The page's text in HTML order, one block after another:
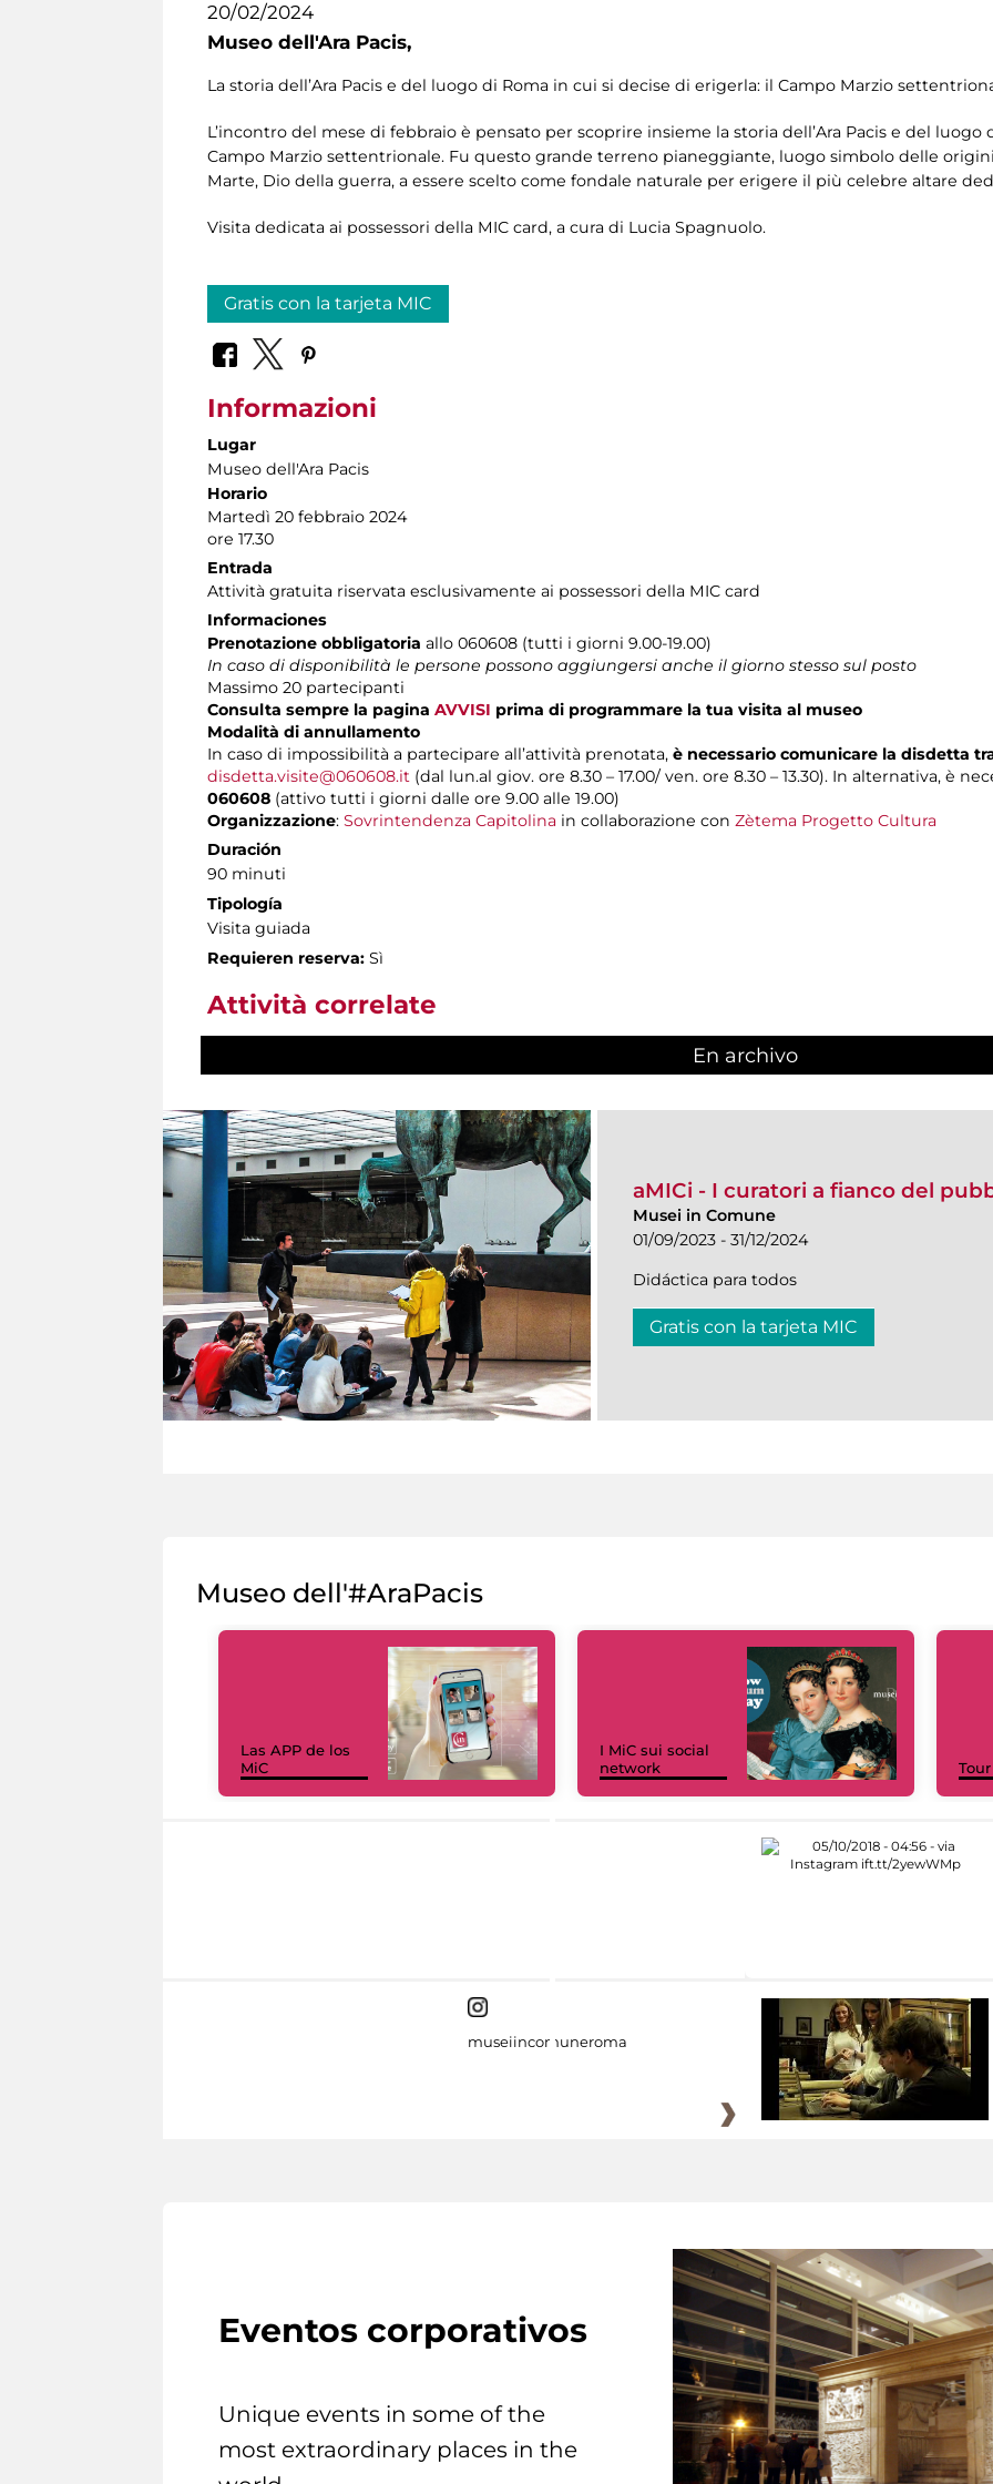
20/02/2024
Museo dell'Ara Pacis,
La storia dell’Ara Pacis e del luogo di Roma in cui si decise di erigerla: il Campo Marzio
L’incontro del mese di febbraio è pensato per scoprire insieme la storia dell’Ara Pacis e del
Campo Marzio settentrionale. Fu questo grande terreno pianeggiante, luogo simbolo delle
Marte, Dio della guerra, a essere scelto come fondale naturale per erigere il più celebre altare
Visita dedicata ai possessori della MIC card, a cura di Lucia Spagnuolo.
Gratis con la tarjeta MIC
Informazioni
Lugar
Museo dell'Ara Pacis
Horario
Martedì 20 febbraio 2024
ore 17.30
Entrada
Attività gratuita riservata esclusivamente ai possessori della MIC card
Informaciones
Prenotazione obbligatoria allo 060608 (tutti i giorni 9.00-19.00)
In caso di disponibilità le persone possono aggiungersi anche il giorno stesso sul posto
Massimo 20 partecipanti
Consulta sempre la pagina AVVISI prima di programmare la tua visita al museo
Modalità di annullamento
In caso di impossibilità a partecipare all’attività prenotata, è necessario comunicare la disdetta
disdetta.visite@060608.it (dal lun.al giov. ore 8.30 – 17.00/ ven. ore 8.30 – 13.30). In alternativa, è
060608 (attivo tutti i giorni dalle ore 9.00 alle 19.00)
Organizzazione: Sovrintendenza Capitolina in collaborazione con Zètema Progetto Cultura
Duración
90 minuti
Tipología
Visita guiada
Requieren reserva: Sì
Attività correlate
En archivo
aMICi - I curatori a fianco del
Musei in Comune
01/09/2023 - 31/12/2024
Didáctica para todos
Gratis con la tarjeta MIC
Museo dell'#AraPacis
Las APP de los
MiC
I MiC sui social
network
museiincomuneroma
Eventos corporativos
Unique events in some of the
most extraordinary places in the